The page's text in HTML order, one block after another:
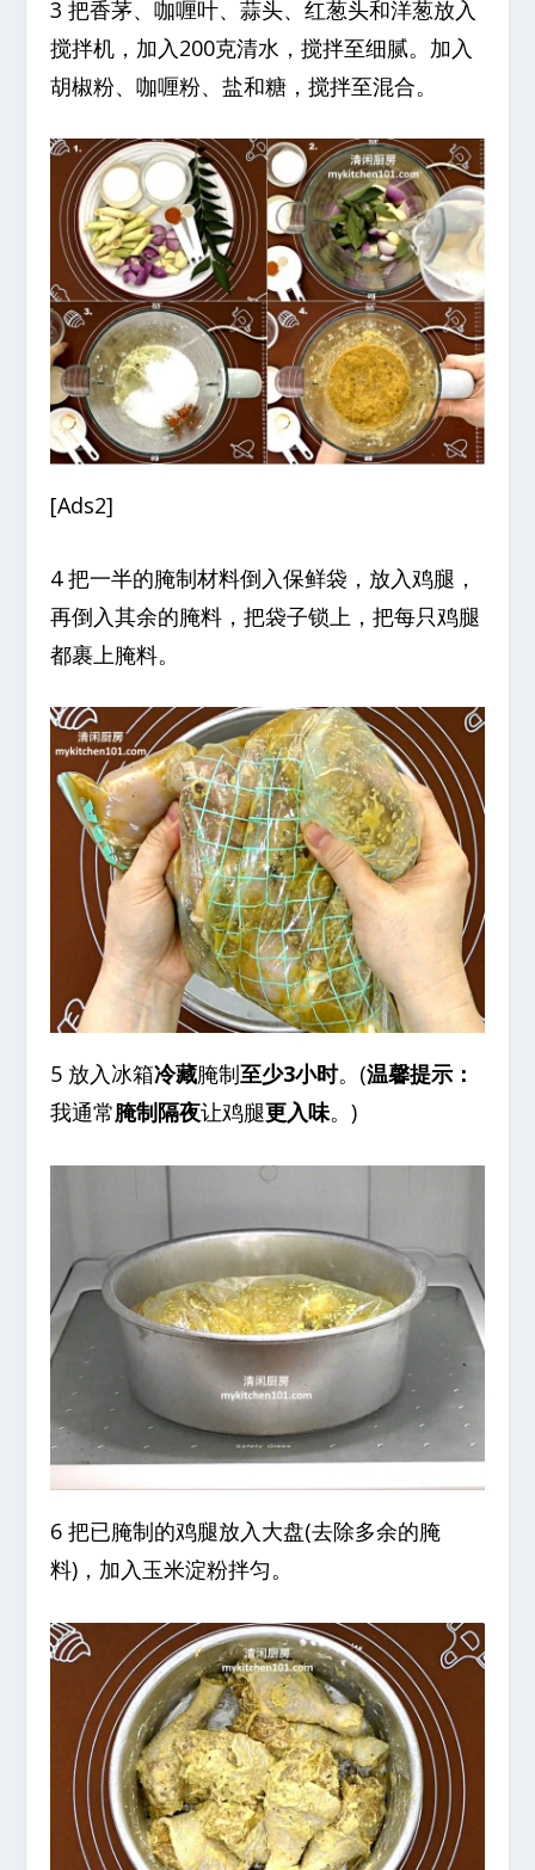
3 把香茅、咖喱叶、蒜头、红葱头和洋葱放入
搅拌机，加入200克清水，搅拌至细腻。加入
胡椒粉、咖喱粉、盐和糖，搅拌至混合。
[Ads2]
4 把一半的腌制材料倒入保鲜袋，放入鸡腿，
再倒入其余的腌料，把袋子锁上，把每只鸡腿
都裹上腌料。
5 放入冰箱冷藏腌制至少3小时。(温馨提示：
我通常腌制隔夜让鸡腿更入味。)
6 把已腌制的鸡腿放入大盘(去除多余的腌
料)，加入玉米淀粉拌匀。